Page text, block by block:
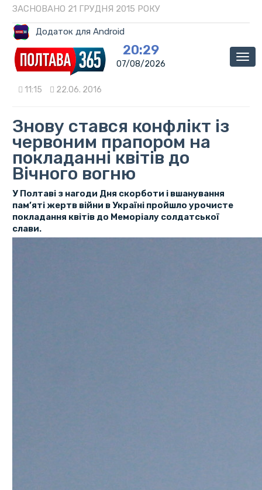
ЗАСНОВАНО 21 ГРУДНЯ 2015 РОКУ
Додаток для Android
20:29
07/08/2026
11:15 22.06. 2016
Знову стався конфлікт із
червоним прапором на
покладанні квітів до
Вічного вогню
У Полтаві з нагоди Дня скорботи і вшанування
пам’яті жертв війни в Україні пройшло урочисте
покладання квітів до Меморіалу солдатської
слави.